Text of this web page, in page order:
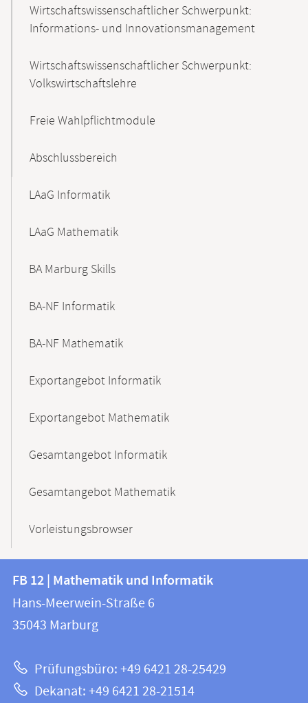
Wirtschaftswissenschaftlicher Schwerpunkt:
Informations- und Innovationsmanagement
Wirtschaftswissenschaftlicher Schwerpunkt:
Volkswirtschaftslehre
Freie Wahlpflichtmodule
Abschlussbereich
LAaG Informatik
LAaG Mathematik
BA Marburg Skills
BA-NF Informatik
BA-NF Mathematik
Exportangebot Informatik
Exportangebot Mathematik
Gesamtangebot Informatik
Gesamtangebot Mathematik
Vorleistungsbrowser
Kontakt
und
Informationen
Website
FB
12
|
und
Informatik
FB 12 | Mathematik und Informatik
Hans-Meerwein-Straße 6
35043 Marburg
Prüfungsbüro: +49 6421 28-25429
Dekanat: +49 6421 28-21514